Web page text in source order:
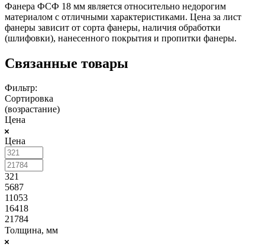
Фанера ФСФ 18 мм является относительно недорогим
материалом с отличными характеристиками. Цена за лист
фанеры зависит от сорта фанеры, наличия обработки
(шлифовки), нанесенного покрытия и пропитки фанеры.
Связанные товары
Фильтр:
Сортировка
(возрастание)
Цена
Цена
321
5687
11053
16418
21784
Толщина, мм